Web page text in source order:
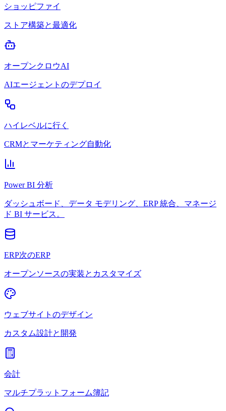
ショッピファイ
ストア構築と最適化
オープンクロウAI
AIエージェントのデプロイ
ハイレベルに行く
CRMとマーケティング自動化
Power BI 分析
ダッシュボード、データ モデリング、ERP 統合、マネージ
ド BI サービス。
ERP次のERP
オープンソースの実装とカスタマイズ
ウェブサイトのデザイン
カスタム設計と開発
会計
マルチプラットフォーム簿記